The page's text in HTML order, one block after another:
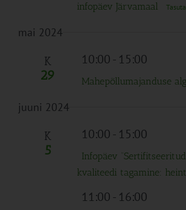
infopäev Järvamaal
Tasuta
mai 2024
K
29
10:00- 15:00
Mahepõllumajanduse
juuni 2024
K
5
10:00- 15:00
Infopäev
kvaliteedi tagamine:
11:00- 16:00